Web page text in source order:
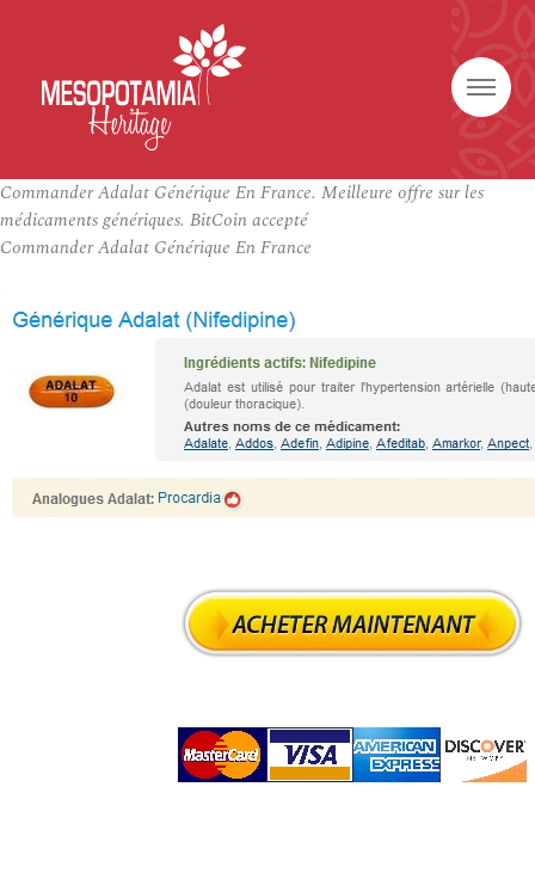
Commander Adalat Générique En France. Meilleure offre sur les
médicaments génériques. BitCoin accepté
Commander Adalat Générique En France